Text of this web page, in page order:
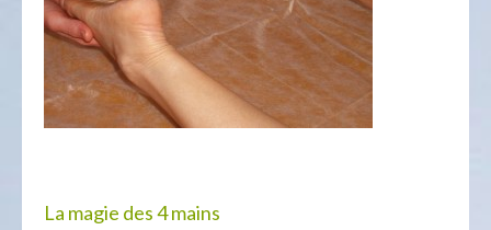
Navigation
La magie des 4 mains